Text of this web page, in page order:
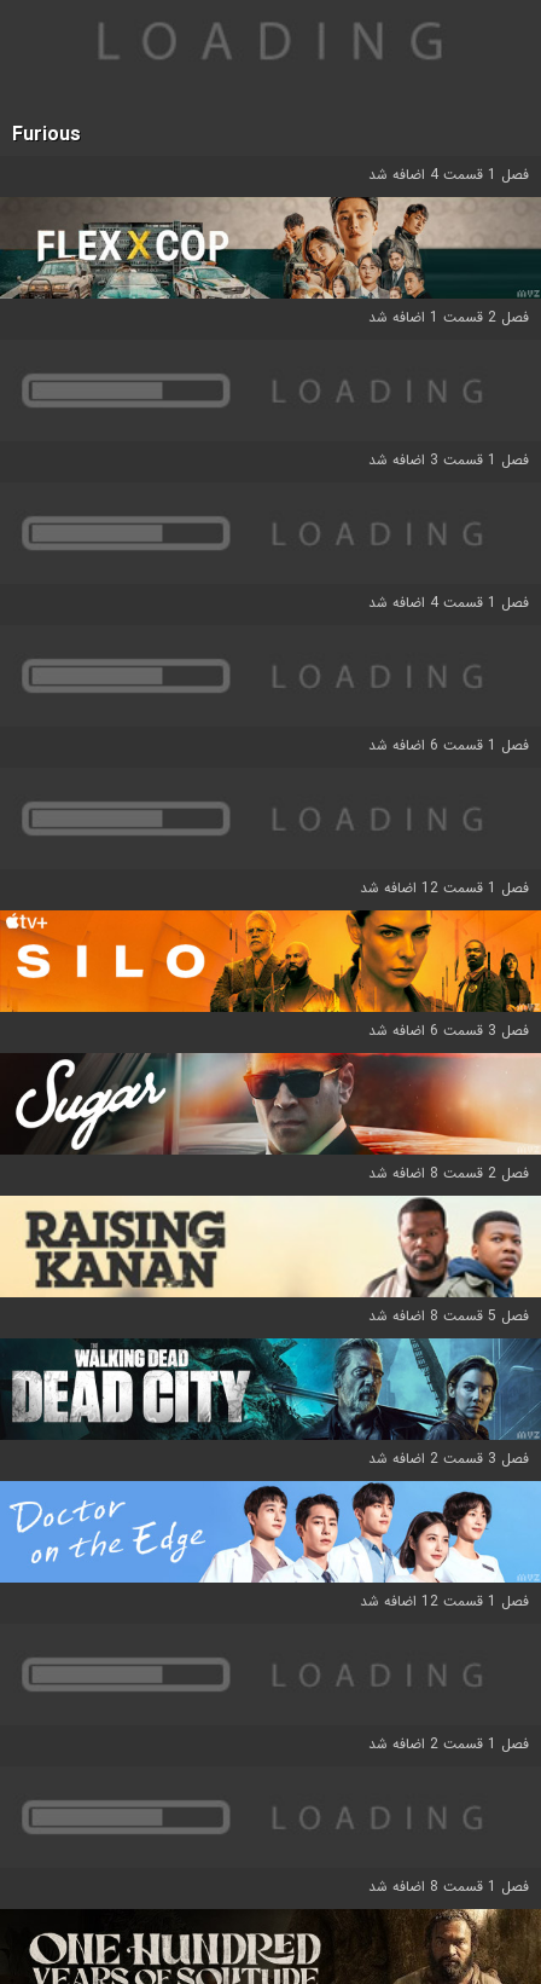
Furious
فصل 1 قسمت 4 اضافه شد
فصل 2 قسمت 1 اضافه شد
فصل 1 قسمت 3 اضافه شد
فصل 1 قسمت 4 اضافه شد
فصل 1 قسمت 6 اضافه شد
فصل 1 قسمت 12 اضافه شد
فصل 3 قسمت 6 اضافه شد
فصل 2 قسمت 8 اضافه شد
فصل 5 قسمت 8 اضافه شد
فصل 3 قسمت 2 اضافه شد
فصل 1 قسمت 12 اضافه شد
فصل 1 قسمت 2 اضافه شد
فصل 1 قسمت 8 اضافه شد